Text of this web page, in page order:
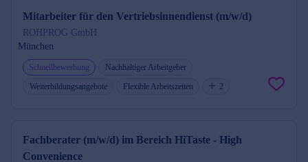
Mitarbeiter für den Vertriebsinnendienst (m/w/d)
ROHPROG GmbH
München
Schnellbewerbung
Nachhaltiger Arbeitgeber
Weiterbildungsangebote
Flexible Arbeitszeiten 2
Fachberater (m/w/d) im Bereich HiTaste - High
Convenience